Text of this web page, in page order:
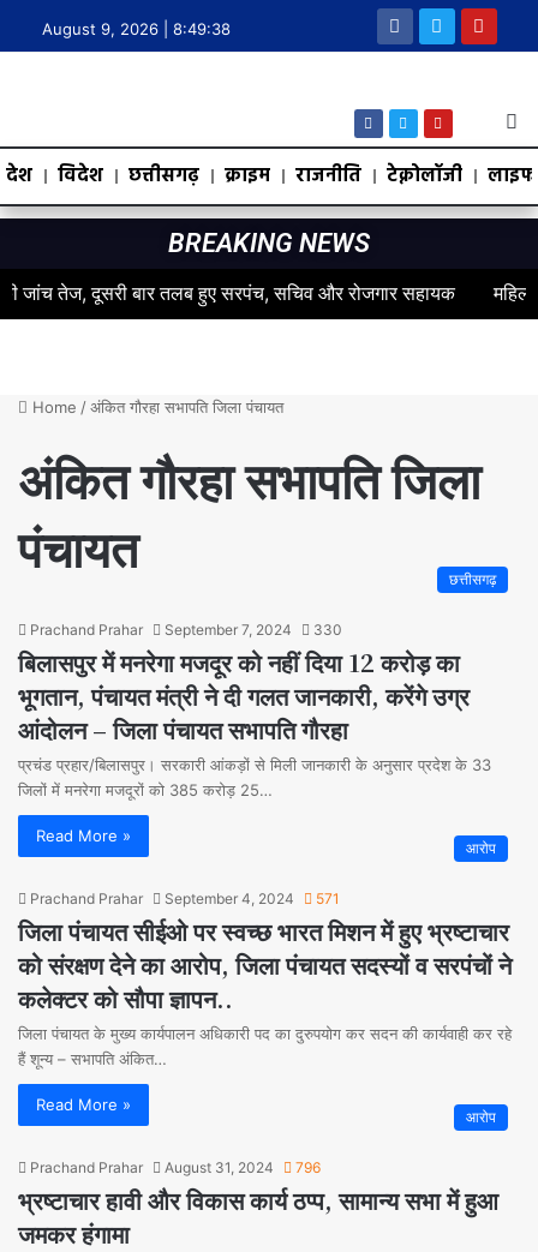
August 9, 2026 | 8:49:39
देश विदेश छत्तीसगढ़ क्राइम राजनीति टेक्नोलॉजी
BREAKING NEWS
दूसरी बार तलब हुए सरपंच, सचिव और रोजगार सहायक महिलाओं के
Home /अंकित गौरहा सभापति जिला पंचायत
अंकित गौरहा सभापति जिला
पंचायत
छत्तीसगढ़
Prachand Prahar September 7, 2024 330
बिलासपुर में मनरेगा मजदूर को नहीं दिया 12 करोड़ का
भूगतान, पंचायत मंत्री ने दी गलत जानकारी, करेंगे उग्र
आंदोलन – जिला पंचायत सभापति गौरहा
प्रचंड प्रहार/बिलासपुर। सरकारी आंकड़ों से मिली जानकारी के अनुसार प्रदेश के 33
जिलों में मनरेगा मजदूरों को 385 करोड़ 25…
Read More »
आरोप
Prachand Prahar September 4, 2024 571
जिला पंचायत सीईओ पर स्वच्छ भारत मिशन में हुए भ्रष्टाचार
को संरक्षण देने का आरोप, जिला पंचायत सदस्यों व सरपंचों ने
कलेक्टर को सौपा ज्ञापन..
जिला पंचायत के मुख्य कार्यपालन अधिकारी पद का दुरुपयोग कर सदन की कार्यवाही कर रहे
हैं शून्य – सभापति अंकित…
Read More »
आरोप
Prachand Prahar August 31, 2024 796
भ्रष्टाचार हावी और विकास कार्य ठप्प, सामान्य सभा में हुआ
जमकर हंगामा